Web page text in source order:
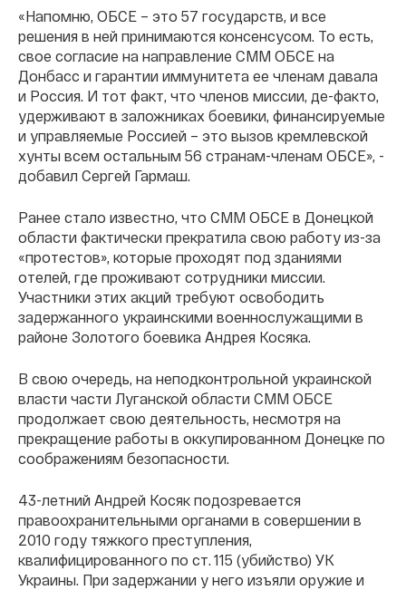
«Напомню, ОБСЕ – это 57 государств, и все
решения в ней принимаются консенсусом. То есть,
свое согласие на направление СММ ОБСЕ на
Донбасс и гарантии иммунитета ее членам давала
и Россия. И тот факт, что членов миссии, де-факто,
удерживают в заложниках боевики, финансируемые
и управляемые Россией – это вызов кремлевской
хунты всем остальным 56 странам-членам ОБСЕ», -
добавил Сергей Гармаш.
Ранее стало известно, что СММ ОБСЕ в Донецкой
области фактически прекратила свою работу из-за
«протестов», которые проходят под зданиями
отелей, где проживают сотрудники миссии.
Участники этих акций требуют освободить
задержанного украинскими военнослужащими в
районе Золотого боевика Андрея Косяка.
В свою очередь, на неподконтрольной украинской
власти части Луганской области СММ ОБСЕ
продолжает свою деятельность, несмотря на
прекращение работы в оккупированном Донецке по
соображениям безопасности.
43-летний Андрей Косяк подозревается
правоохранительными органами в совершении в
2010 году тяжкого преступления,
квалифицированного по ст. 115 (убийство) УК
Украины. При задержании у него изъяли оружие и